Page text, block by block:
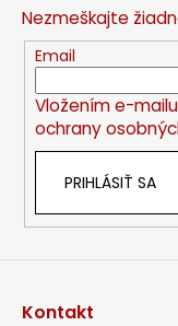
Nezmeškajte
Email
Vložením e-
ochrany
PRIHLÁSIŤ SA
Kontakt